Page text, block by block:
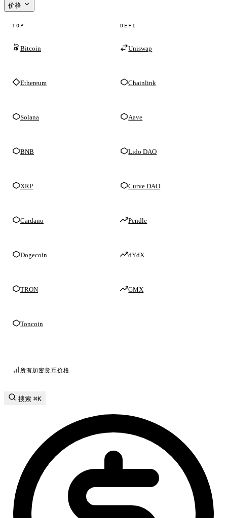
价格
TOP
Bitcoin
Ethereum
Solana
BNB
XRP
Cardano
Dogecoin
TRON
Toncoin
DEFI
Uniswap
Chainlink
Aave
Lido DAO
Curve DAO
Pendle
dYdX
GMX
所有加密货币价格
搜索 ⌘K